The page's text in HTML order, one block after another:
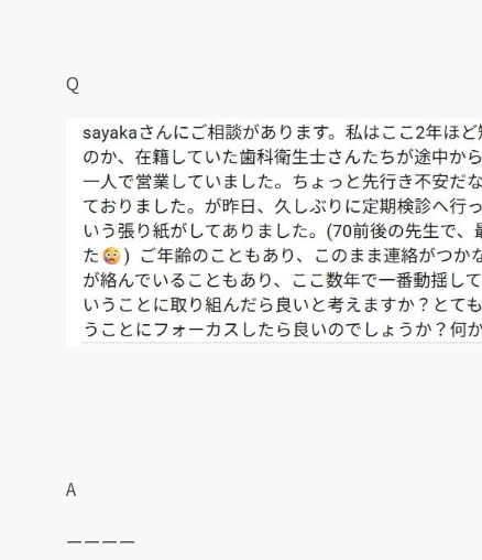
Q
A
ーーーー